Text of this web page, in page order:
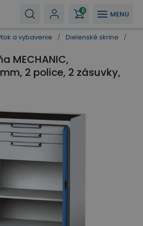
MENU
0
a vybavenie / Dielenské skrine /
MECHANIC,
2 police, 2 zásuvky,